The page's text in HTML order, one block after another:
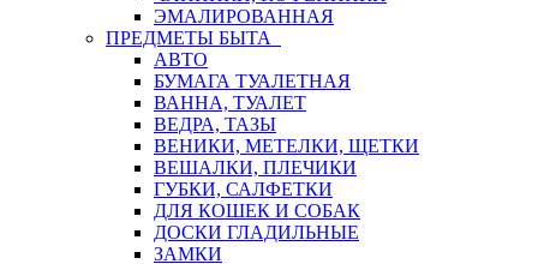
ЭМАЛИРОВАННАЯ
ПРЕДМЕТЫ БЫТА
АВТО
БУМАГА ТУАЛЕТНАЯ
ВАННА, ТУАЛЕТ
ВЕДРА, ТАЗЫ
ВЕНИКИ, МЕТЕЛКИ, ЩЕТКИ
ВЕШАЛКИ, ПЛЕЧИКИ
ГУБКИ, САЛФЕТКИ
ДЛЯ КОШЕК И СОБАК
ДОСКИ ГЛАДИЛЬНЫЕ
ЗАМКИ